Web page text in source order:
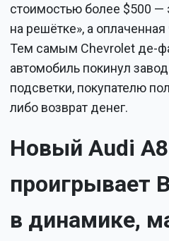
стоимостью более $500 —
на решётке», а
Тем самым Chevrolet де-
автомобиль покинул
подсветки, покупателю
либо возврат денег.
Новый Audi
проигрывает
в динамике,